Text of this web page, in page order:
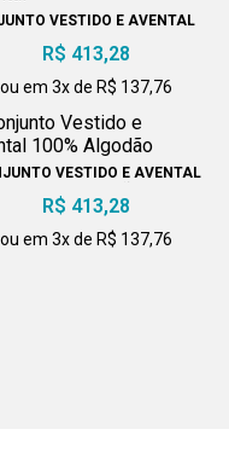
VESTIDO E AVENTAL
R$ 413,28
ou em 3x de R$ 137,76
VESTIDO E AVENTAL
R$ 413,28
ou em 3x de R$ 137,76